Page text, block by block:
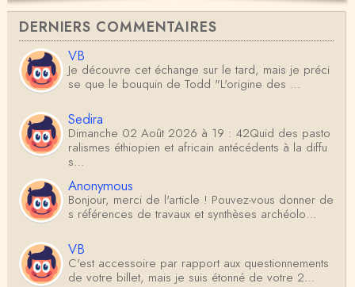
DERNIERS COMMENTAIRES
VB
Je découvre cet échange sur le tard, mais je préci
se que le bouquin de Todd "L'origine des …
Sedira
Dimanche 02 Août 2026 à 19 : 42Quid des pasto
ralismes éthiopien et africain antécédents à la diffu
s…
Anonymous
Bonjour, merci de l'article ! Pouvez-vous donner de
s références de travaux et synthèses archéolo…
VB
C'est accessoire par rapport aux questionnements
de votre billet, mais je suis étonné de votre 2…